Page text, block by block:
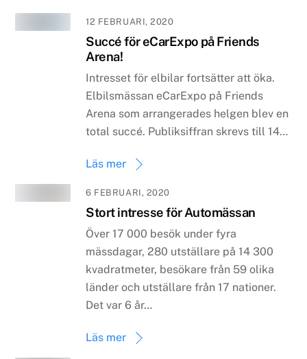
12 FEBRUARI, 2020
Succé för eCarExpo på Friends
Arena!
Intresset för elbilar fortsätter att öka.
Elbilsmässan eCarExpo på Friends
Arena som arrangerades helgen blev en
total succé. Publiksiffran skrevs till 14…
Läs mer
6 FEBRUARI, 2020
Stort intresse för Automässan
Över 17 000 besök under fyra
mässdagar, 280 utställare på 14 300
kvadratmeter, besökare från 59 olika
länder och utställare från 17 nationer.
Det var 6 år…
Läs mer